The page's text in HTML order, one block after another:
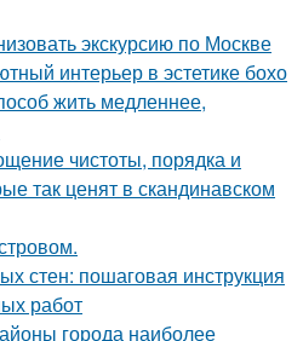
экскурсию по Москве
интерьер в эстетике бохо
жить медленнее,
чистоты, порядка и
так ценят в скандинавском
стен: пошаговая инструкция
работ
города наиболее